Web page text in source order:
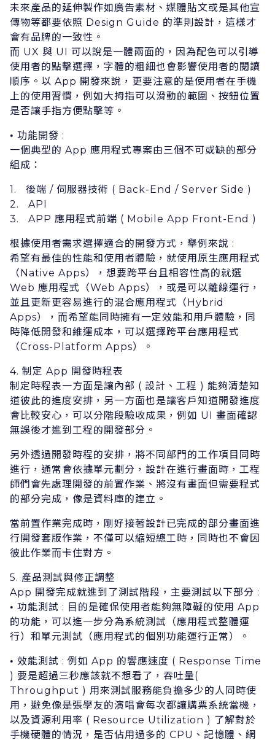
未來產品的延伸製作如廣告素材、媒體貼⽂或是其他宣
傳物等都要依照 Design Guide 的準則設計，這樣才
會有品牌的⼀致性。
⽽ UX 與 UI 可以說是⼀體兩⾯的，因為配⾊可以引導
使⽤者的點擊選擇，字體的粗細也會影響使⽤者的閱讀
順序。以 App 開發來說，更要注意的是使⽤者在⼿機
上的使⽤習慣，例如⼤拇指可以滑動的範圍、按鈕位置
是否讓⼿指⽅便點擊等。
• 功能開發 :
⼀個典型的 App 應⽤程式專案由三個不可或缺的部分
組成：
1. 後端 / 伺服器技術 ( Back-End / Server Side )
2. API
3. APP 應⽤程式前端 ( Mobile App Front-End )
根據使⽤者需求選擇適合的開發⽅式，舉例來說 :
希望有最佳的性能和使⽤者體驗，就使⽤原⽣應⽤程式
（Native Apps），想要跨平台且相容性⾼的就選
Web 應⽤程式（Web Apps），或是可以離線運⾏，
並且更新更容易進⾏的混合應⽤程式（Hybrid
Apps），⽽希望能同時擁有⼀定效能和⽤戶體驗，同
時降低開發和維運成本，可以選擇跨平台應⽤程式
（Cross-Platform Apps）。
4. 制定 App 開發時程表
制定時程表⼀⽅⾯是讓內部 ( 設計、⼯程 ) 能夠清楚知
道彼此的進度安排，另⼀⽅⾯也是讓客戶知道開發進度
會⽐較安⼼，可以分階段驗收成果，例如 UI 畫⾯確認
無誤後才進到⼯程的開發部分。
另外透過開發時程的安排，將不同部⾨的⼯作項⽬同時
進⾏，通常會依據單元劃分，設計在進⾏畫⾯時，⼯程
師們會先處理開發的前置作業、將沒有畫⾯但需要程式
的部分完成，像是資料庫的建⽴。
當前置作業完成時，剛好接著設計已完成的部分畫⾯進
⾏開發套版作業，不僅可以縮短總⼯時，同時也不會因
彼此作業⽽卡住對⽅。
5. 產品測試與修正調整
App 開發完成就進到了測試階段，主要測試以下部分 :
• 功能測試 : ⽬的是確保使⽤者能夠無障礙的使⽤ App
的功能，可以進⼀步分為系統測試（應⽤程式整體運
⾏）和單元測試（應⽤程式的個別功能運⾏正常）。
• 效能測試 : 例如 App 的響應速度 ( Response Time
) 要是超過三秒應該就不想看了，吞吐量(
Throughput ) ⽤來測試服務能負擔多少的⼈同時使
⽤，避免像是張學友的演唱會每次都讓購票系統當機，
以及資源利⽤率 ( Resource Utilization ) 了解對於
⼿機硬體的情況，是否佔⽤過多的 CPU、記憶體、網